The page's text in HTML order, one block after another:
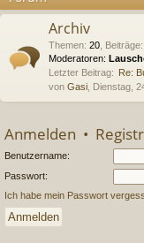
Archiv
Themen: 20 Beiträge:
Moderatoren:
Letzter Beitrag: Re:
von Gasi , Dienstag,
Anmelden •
Benutzername:
Passwort:
Ich habe mein Passwort